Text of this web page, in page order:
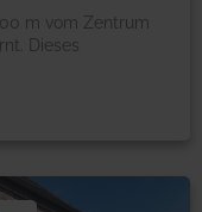
m vom Zentrum
Dieses